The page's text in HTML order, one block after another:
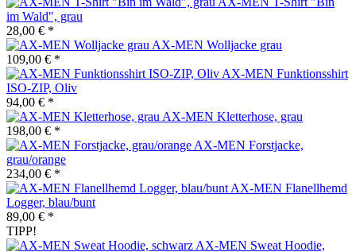
im Wald", grau
28,00 € *
AX-MEN Wolljacke grau
109,00 € *
AX-MEN Funktionsshirt
ISO-ZIP, Oliv
94,00 € *
AX-MEN Kletterhose, grau
198,00 € *
AX-MEN Forstjacke,
grau/orange
234,00 € *
AX-MEN Flanellhemd
Logger, blau/bunt
89,00 € *
TIPP!
AX-MEN Sweat Hoodie,